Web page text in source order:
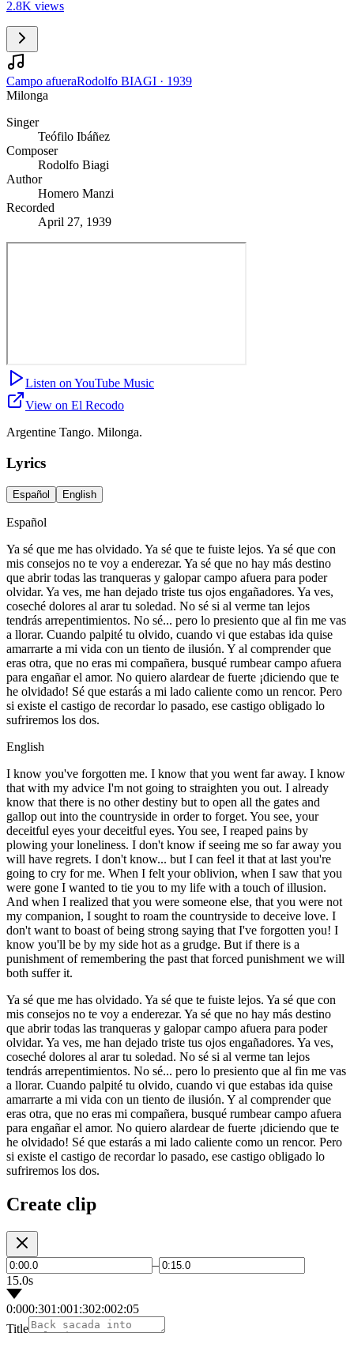
2.8K views
Campo afueraRodolfo BIAGI · 1939
Milonga
Singer
Teófilo Ibáñez
Composer
Rodolfo Biagi
Author
Homero Manzi
Recorded
April 27, 1939
Listen on YouTube Music
View on El Recodo
Argentine Tango. Milonga.
Lyrics
Español English
Español
Ya sé que me has olvidado. Ya sé que te fuiste lejos. Ya sé que con
mis consejos no te voy a enderezar. Ya sé que no hay más destino
que abrir todas las tranqueras y galopar campo afuera para poder
olvidar. Ya ves, me han dejado triste tus ojos engañadores. Ya ves,
coseché dolores al arar tu soledad. No sé si al verme tan lejos
tendrás arrepentimientos. No sé... pero lo presiento que al fin me vas
a llorar. Cuando palpité tu olvido, cuando vi que estabas ida quise
amarrarte a mi vida con un tiento de ilusión. Y al comprender que
eras otra, que no eras mi compañera, busqué rumbear campo afuera
para engañar el amor. No quiero alardear de fuerte ¡diciendo que te
he olvidado! Sé que estarás a mi lado caliente como un rencor. Pero
si existe el castigo de recordar lo pasado, ese castigo obligado lo
sufriremos los dos.
English
I know you've forgotten me. I know that you went far away. I know
that with my advice I'm not going to straighten you out. I already
know that there is no other destiny but to open all the gates and
gallop out into the countryside in order to forget. You see, your
deceitful eyes your deceitful eyes. You see, I reaped pains by
plowing your loneliness. I don't know if seeing me so far away you
will have regrets. I don't know... but I can feel it that at last you're
going to cry for me. When I felt your oblivion, when I saw that you
were gone I wanted to tie you to my life with a touch of illusion.
And when I realized that you were someone else, that you were not
my companion, I sought to roam the countryside to deceive love. I
don't want to boast of being strong saying that I've forgotten you! I
know you'll be by my side hot as a grudge. But if there is a
punishment of remembering the past that forced punishment we will
both suffer it.
Ya sé que me has olvidado. Ya sé que te fuiste lejos. Ya sé que con
mis consejos no te voy a enderezar. Ya sé que no hay más destino
que abrir todas las tranqueras y galopar campo afuera para poder
olvidar. Ya ves, me han dejado triste tus ojos engañadores. Ya ves,
coseché dolores al arar tu soledad. No sé si al verme tan lejos
tendrás arrepentimientos. No sé... pero lo presiento que al fin me vas
a llorar. Cuando palpité tu olvido, cuando vi que estabas ida quise
amarrarte a mi vida con un tiento de ilusión. Y al comprender que
eras otra, que no eras mi compañera, busqué rumbear campo afuera
para engañar el amor. No quiero alardear de fuerte ¡diciendo que te
he olvidado! Sé que estarás a mi lado caliente como un rencor. Pero
si existe el castigo de recordar lo pasado, ese castigo obligado lo
sufriremos los dos.
Create clip
–
15.0s
0:000:301:001:302:002:05
Title